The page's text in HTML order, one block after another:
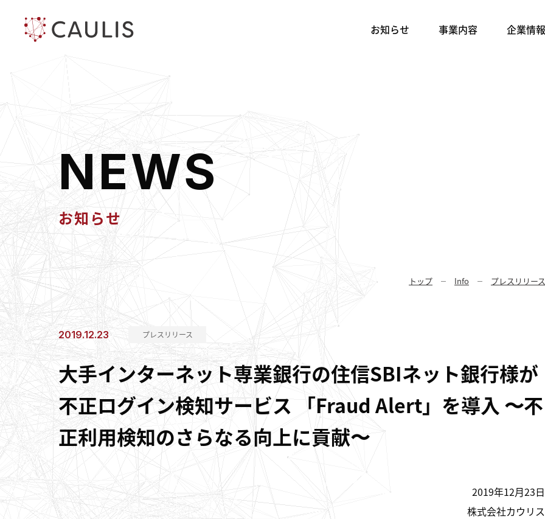
お知らせ 事業内容 企業情報
NEWS
お知らせ
トップ Info プレスリリース
2019.12.23 プレスリリース
大手インターネット専業銀行の住信SBIネット銀行様が
不正ログイン検知サービス 「Fraud Alert」を導入 〜不
正利用検知のさらなる向上に貢献〜
2019年12月23日
株式会社カウリス